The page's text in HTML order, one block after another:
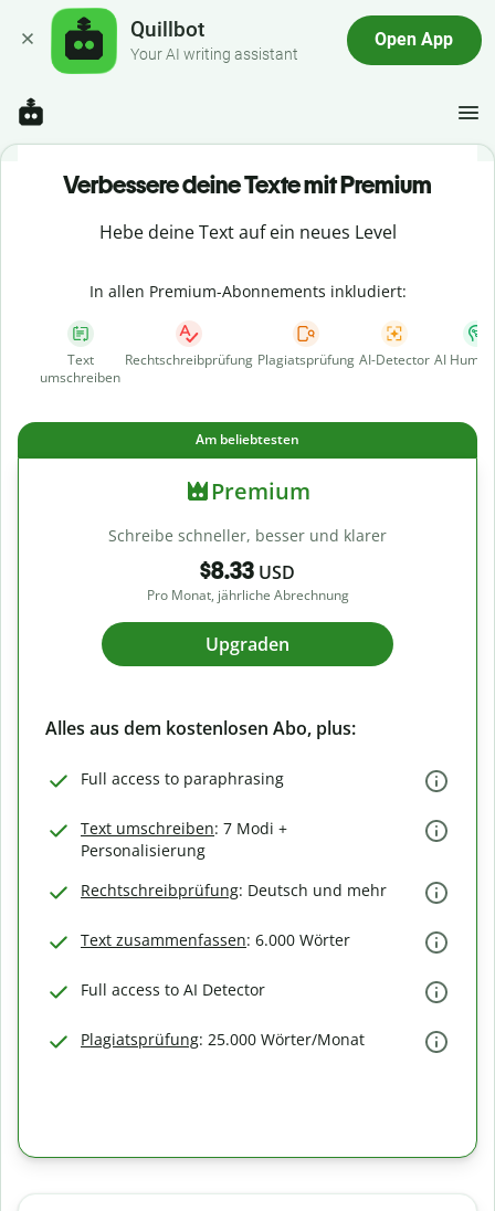
Quillbot
Your AI writing assistant
Open App
Verbessere deine Texte mit Premium
Hebe deine Text auf ein neues Level
In allen Premium-Abonnements inkludiert:
Text
umschreiben
Rechtschreibprüfung Plagiatsprüfung AI-Detector AI
Am beliebtesten
Premium
Schreibe schneller, besser und klarer
$8.33 USD
Pro Monat, jährliche Abrechnung
Upgraden
Alles aus dem kostenlosen Abo, plus:
Full access to paraphrasing
Text umschreiben: 7 Modi +
Personalisierung
Rechtschreibprüfung: Deutsch und mehr
Text zusammenfassen: 6.000 Wörter
Full access to AI Detector
Plagiatsprüfung: 25.000 Wörter/Monat